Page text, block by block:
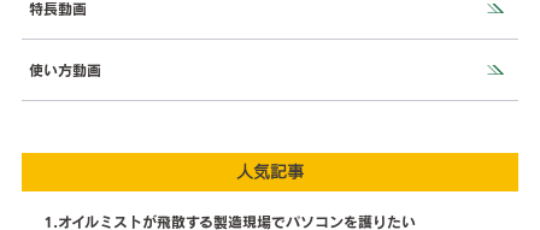
特長動画
使い方動画
人気記事
オイルミストが飛散する製造現場でパソコンを護りたい